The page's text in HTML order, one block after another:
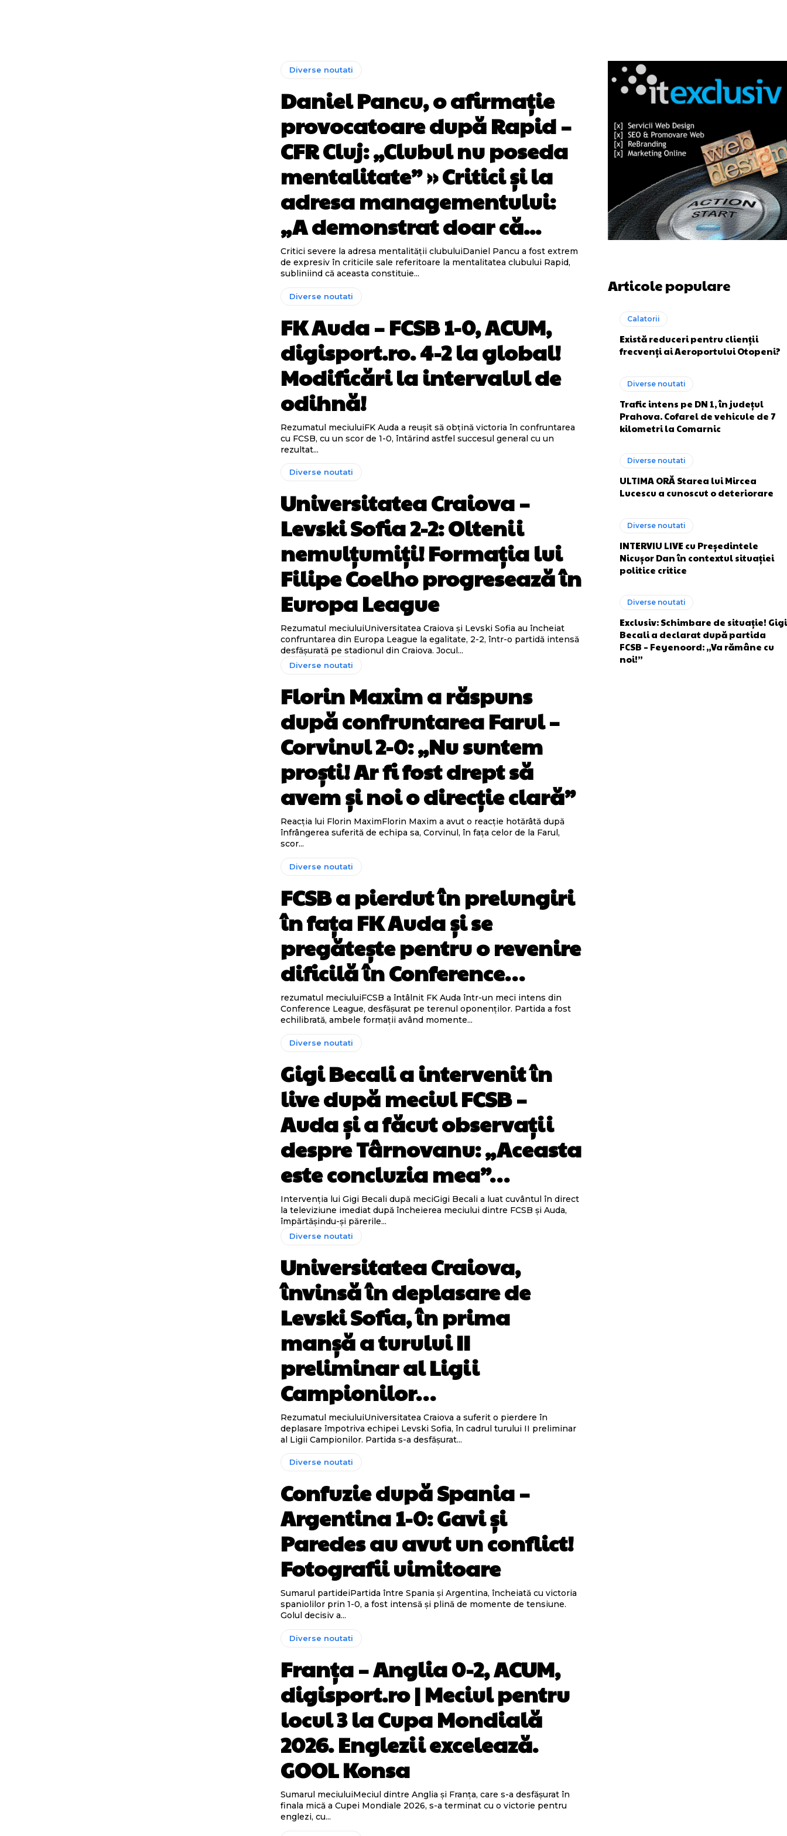
Diverse noutati
Daniel Pancu, o afirmație
provocatoare după Rapid –
CFR Cluj: „Clubul nu poseda
mentalitate” » Critici și la
adresa managementului:
„A demonstrat doar că...
Critici severe la adresa mentalității clubuluiDaniel Pancu a fost extrem
de expresiv în criticile sale referitoare la mentalitatea clubului Rapid,
subliniind că aceasta constituie...
Diverse noutati
FK Auda – FCSB 1-0, ACUM,
digisport.ro. 4-2 la global!
Modificări la intervalul de
odihnă!
Rezumatul meciuluiFK Auda a reușit să obțină victoria în confruntarea
cu FCSB, cu un scor de 1-0, întărind astfel succesul general cu un
rezultat...
Diverse noutati
Universitatea Craiova –
Levski Sofia 2-2: Oltenii
nemulțumiți! Formația lui
Filipe Coelho progresează în
Europa League
Rezumatul meciuluiUniversitatea Craiova și Levski Sofia au încheiat
confruntarea din Europa League la egalitate, 2-2, într-o partidă intensă
desfășurată pe stadionul din Craiova. Jocul...
Diverse noutati
Florin Maxim a răspuns
după confruntarea Farul –
Corvinul 2-0: „Nu suntem
proști! Ar fi fost drept să
avem și noi o direcție clară”
Reacția lui Florin MaximFlorin Maxim a avut o reacție hotărâtă după
înfrângerea suferită de echipa sa, Corvinul, în fața celor de la Farul,
scor...
Diverse noutati
FCSB a pierdut în prelungiri
în fața FK Auda și se
pregătește pentru o revenire
dificilă în Conference…
rezumatul meciuluiFCSB a întâlnit FK Auda într-un meci intens din
Conference League, desfășurat pe terenul oponenților. Partida a fost
echilibrată, ambele formații având momente...
Diverse noutati
Gigi Becali a intervenit în
live după meciul FCSB –
Auda și a făcut observații
despre Târnovanu: „Aceasta
este concluzia mea”…
Intervenția lui Gigi Becali după meciGigi Becali a luat cuvântul în direct
la televiziune imediat după încheierea meciului dintre FCSB și Auda,
împărtășindu-și părerile...
Diverse noutati
Universitatea Craiova,
învinsă în deplasare de
Levski Sofia, în prima
manșă a turului II
preliminar al Ligii
Campionilor…
Rezumatul meciuluiUniversitatea Craiova a suferit o pierdere în
deplasare împotriva echipei Levski Sofia, în cadrul turului II preliminar
al Ligii Campionilor. Partida s-a desfășurat...
Diverse noutati
Confuzie după Spania –
Argentina 1-0: Gavi și
Paredes au avut un conflict!
Fotografii uimitoare
Sumarul partideiPartida între Spania și Argentina, încheiată cu victoria
spaniolilor prin 1-0, a fost intensă și plină de momente de tensiune.
Golul decisiv a...
Diverse noutati
Franța – Anglia 0-2, ACUM,
digisport.ro | Meciul pentru
locul 3 la Cupa Mondială
2026. Englezii excelează.
GOOL Konsa
Sumarul meciuluiMeciul dintre Anglia și Franța, care s-a desfășurat în
finala mică a Cupei Mondiale 2026, s-a terminat cu o victorie pentru
englezi, cu...
Articole populare
Calatorii
Există reduceri pentru clienții
frecvenți ai Aeroportului Otopeni?
Diverse noutati
Trafic intens pe DN 1, în județul
Prahova. Cofarel de vehicule de 7
kilometri la Comarnic
Diverse noutati
ULTIMA ORĂ Starea lui Mircea
Lucescu a cunoscut o deteriorare
Diverse noutati
INTERVIU LIVE cu Președintele
Nicușor Dan în contextul situației
politice critice
Diverse noutati
Exclusiv: Schimbare de situație! Gigi
Becali a declarat după partida
FCSB – Feyenoord: „Va rămâne cu
noi!”